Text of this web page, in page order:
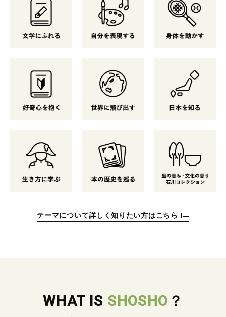
テーマについて詳しく知りたい方はこちら
WHAT IS SHOSHO ？